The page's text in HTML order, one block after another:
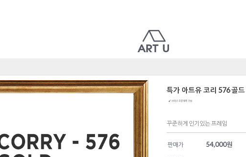
특가 아트유 코리 576 골
꾸준하게 인기있는 프레임
판매가 54,000원